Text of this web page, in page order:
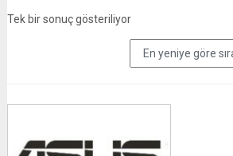
Tek bir sonuç gösteriliyor